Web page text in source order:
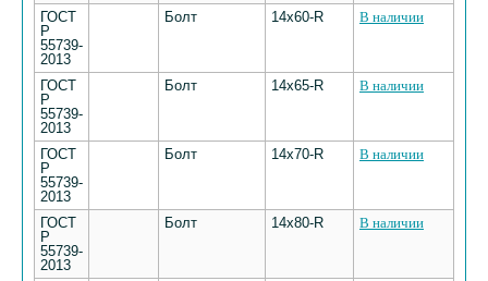
ГОСТ
Р
55739-
2013
Болт 14х60-R В наличии
ГОСТ
Р
55739-
2013
Болт 14х65-R В наличии
ГОСТ
Р
55739-
2013
Болт 14х70-R В наличии
ГОСТ
Р
55739-
2013
Болт 14х80-R В наличии